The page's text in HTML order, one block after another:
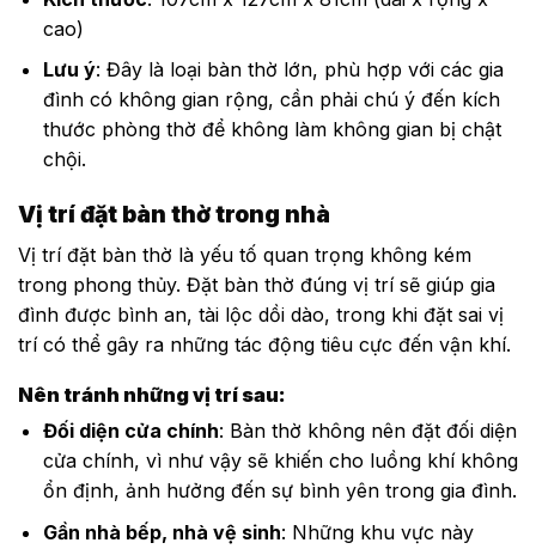
cao)
Lưu ý: Đây là loại bàn thờ lớn, phù hợp với các gia
đình có không gian rộng, cần phải chú ý đến kích
thước phòng thờ để không làm không gian bị chật
chội.
Vị trí đặt bàn thờ trong nhà
Vị trí đặt bàn thờ là yếu tố quan trọng không kém
trong phong thủy. Đặt bàn thờ đúng vị trí sẽ giúp gia
đình được bình an, tài lộc dồi dào, trong khi đặt sai vị
trí có thể gây ra những tác động tiêu cực đến vận khí.
Nên tránh những vị trí sau:
Đối diện cửa chính: Bàn thờ không nên đặt đối diện
cửa chính, vì như vậy sẽ khiến cho luồng khí không
ổn định, ảnh hưởng đến sự bình yên trong gia đình.
Gần nhà bếp, nhà vệ sinh: Những khu vực này